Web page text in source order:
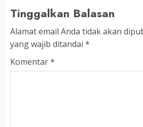
Tinggalkan Balasan
Alamat email Anda tidak akan
yang wajib ditandai *
Komentar*